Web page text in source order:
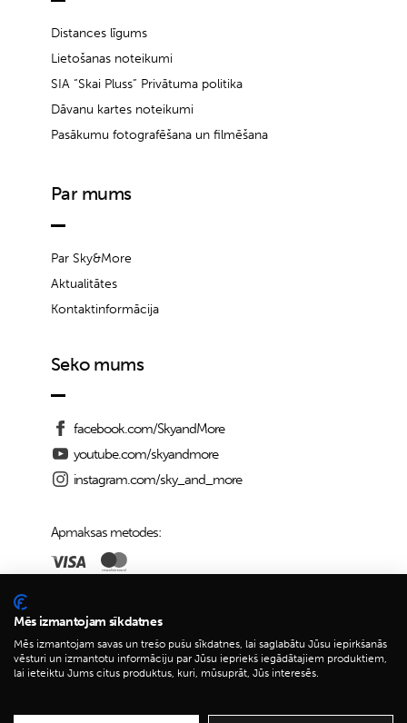
Distances līgums
Lietošanas noteikumi
SIA “Skai Pluss” Privātuma politika
Dāvanu kartes noteikumi
Pasākumu fotografēšana un filmēšana
Par mums
Par Sky&More
Aktualitātes
Kontaktinformācija
Seko mums
facebook.com/SkyandMore
youtube.com/skyandmore
instagram.com/sky_and_more
Apmaksas metodes:
Piegādes iespējas:
Mēs izmantojam sīkdatnes
Mēs izmantojam savas un trešo pušu sīkdatnes, lai saglabātu Jūsu iepirkšanās
vēsturi un izmantotu informāciju par Jūsu iepriekš iegādātajiem produktiem,
lai ieteiktu Jums citus produktus, kuri, mūsuprāt, Jūs interesēs.